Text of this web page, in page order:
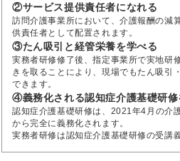
②サービス提供責任者になれる
訪問介護事業所において、介護報酬の減
供責任者として配置されます。
③たん吸引と経管栄養を学べる
実務者研修修了後、指定事業所で実地研
きを取ることにより、現場でもたん吸引
できます。
④義務化される認知症介護基礎研修
認知症介護基礎研修は、2021年4月の介
から完全に義務化されます。
実務者研修は認知症介護基礎研修の受講